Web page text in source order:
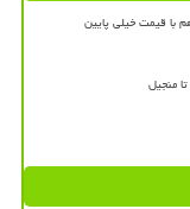
منجیل